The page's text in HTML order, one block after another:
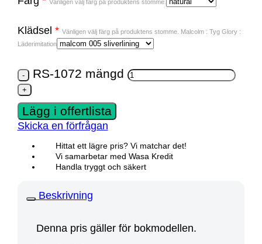
Vänligen välj färg på produktens stomme.
Klädsel * Vänligen välj färg på produktens stomme. Malcolm : Tyg Glory :
Läderimitation
RS-1072 mängd
Lägg i offertlista
Skicka en förfrågan
Hittat ett lägre pris? Vi matchar det!
Vi samarbetar med Wasa Kredit
Handla tryggt och säkert
Beskrivning
Denna pris gäller för bokmodellen.